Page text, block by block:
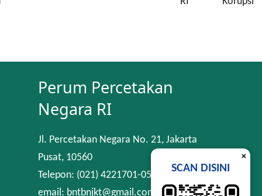
Perum Percetakan
Negara RI
Jl. Percetakan Negara No. 21, Jakarta
Pusat, 10560
Telepon: (021) 4221701-05
email: bntbnjkt@gmail.com
×
SCAN DISINI